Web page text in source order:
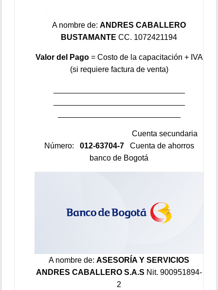
A nombre de: ANDRES CABALLERO
BUSTAMANTE CC. 1072421194
Valor del Pago= Costo de la capacitación + IVA
(si requiere factura de venta)
Cuenta secundaria
Número: 012-63704-7Cuenta de ahorros
banco de Bogotá
A nombre de: ASESORÍA Y SERVICIOS
ANDRES CABALLERO S.A.S Nit. 900951894-
2